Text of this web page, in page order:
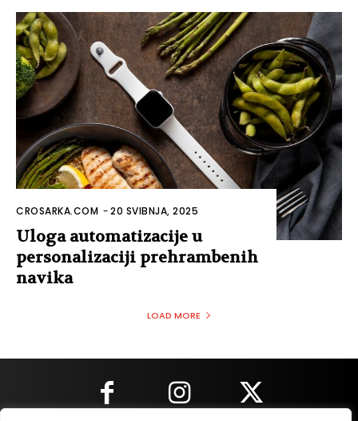
CROSARKA.COM -20 SVIBNJA, 2025
Uloga automatizacije u
personalizaciji prehrambenih
navika
LOAD MORE